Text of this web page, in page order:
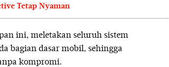
Tetap Nyaman
ini, meletakan seluruh sistem
bagian dasar mobil, sehingga
kompromi.